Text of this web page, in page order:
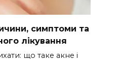
симптоми та
лікування
що таке акне і